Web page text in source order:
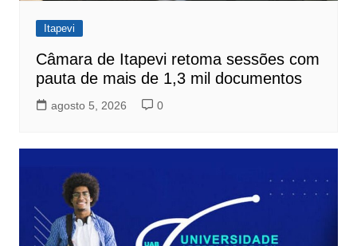
Itapevi
Câmara de Itapevi retoma sessões com
pauta de mais de 1,3 mil documentos
agosto 5, 2026 0